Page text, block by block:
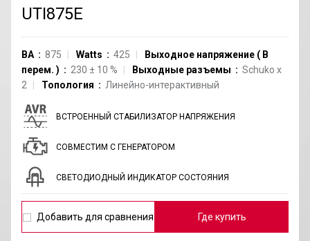
UTI875E
ВА 875 Watts 425 Выходное напряжение ( В
перем. ) 230 ± 10 % Выходные разъемы Schuko x
2
Топология Линейно-интерактивный
ВСТРОЕННЫЙ СТАБИЛИЗАТОР НАПРЯЖЕНИЯ
СОВМЕСТИМ С ГЕНЕРАТОРОМ
СВЕТОДИОДНЫЙ ИНДИКАТОР СОСТОЯНИЯ
Добавить для сравнения Где купить